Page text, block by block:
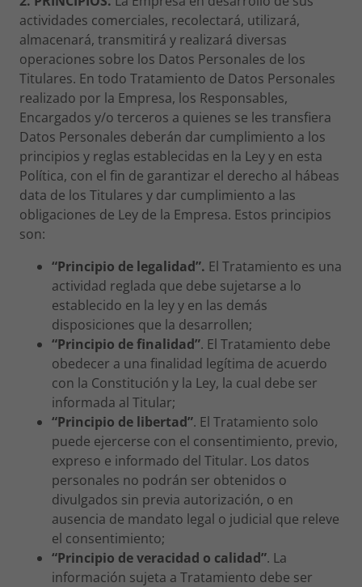
actividades comerciales, recolectará, utilizará,
almacenará, transmitirá y realizará diversas
operaciones sobre los Datos Personales de los
Titulares. En todo Tratamiento de Datos Personales
realizado por la Empresa, los Responsables,
Encargados y/o terceros a quienes se les transfiera
Datos Personales deberán dar cumplimiento a los
principios y reglas establecidas en la Ley y en esta
Política, con el fin de garantizar el derecho al hábeas
data de los Titulares y dar cumplimiento a las
obligaciones de Ley de la Empresa. Estos principios
son:
“Principio de legalidad”. El Tratamiento es una
actividad reglada que debe sujetarse a lo
establecido en la ley y en las demás
disposiciones que la desarrollen;
“Principio de finalidad”. El Tratamiento debe
obedecer a una finalidad legítima de acuerdo
con la Constitución y la Ley, la cual debe ser
informada al Titular;
“Principio de libertad”. El Tratamiento solo
puede ejercerse con el consentimiento, previo,
expreso e informado del Titular. Los datos
personales no podrán ser obtenidos o
divulgados sin previa autorización, o en
ausencia de mandato legal o judicial que releve
el consentimiento;
“Principio de veracidad o calidad”. La
información sujeta a Tratamiento debe ser